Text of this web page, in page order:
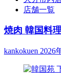
店舗一覧
焼肉 韓国料
kankokuen 2026